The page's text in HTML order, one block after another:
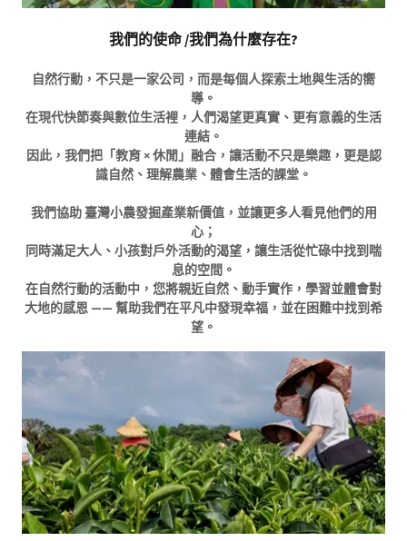
我們的使命 /我們為什麼存在?
自然行動，不只是一家公司，而是每個人探索土地與生活的嚮
導。
在現代快節奏與數位生活裡，人們渴望更真實、更有意義的生活
連結。
因此，我們把「教育 × 休閒」融合，讓活動不只是樂趣，更是認
識自然、理解農業、體會生活的課堂。
我們協助 臺灣小農發掘產業新價值，並讓更多人看見他們的用
心；
同時滿足大人、小孩對戶外活動的渴望，讓生活從忙碌中找到喘
息的空間。
在自然行動的活動中，您將親近自然、動手實作，學習並體會對
大地的感恩 —— 幫助我們在平凡中發現幸福，並在困難中找到希
望。